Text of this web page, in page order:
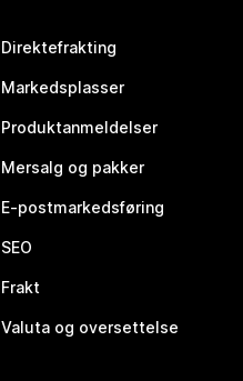
Direktefrakting
Markedsplasser
Produktanmeldelser
Mersalg og pakker
E-postmarkedsføring
SEO
Frakt
Valuta og oversettelse